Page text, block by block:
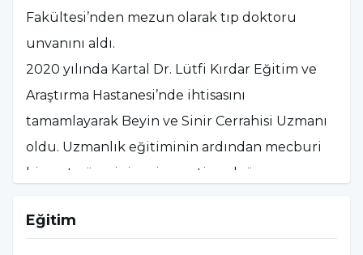
Fakültesi’nden mezun olarak tıp doktoru
unvanını aldı.
2020 yılında Kartal Dr. Lütfi Kırdar Eğitim ve
Araştırma Hastanesi’nde ihtisasını
tamamlayarak Beyin ve Sinir Cerrahisi Uzmanı
oldu. Uzmanlık eğitiminin ardından mecburi
hizmet görevini yerine getirmek üzere
Sancaktepe Eğitim ve Araştırma Hastanesi’nde
Eğitim